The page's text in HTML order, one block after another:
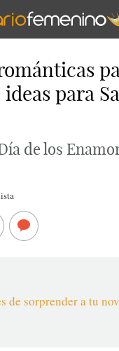
para
de los
de sorprender a tu